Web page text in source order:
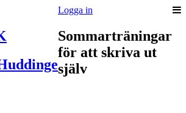
Logga in
Sommarträningar
för att skriva ut
själv